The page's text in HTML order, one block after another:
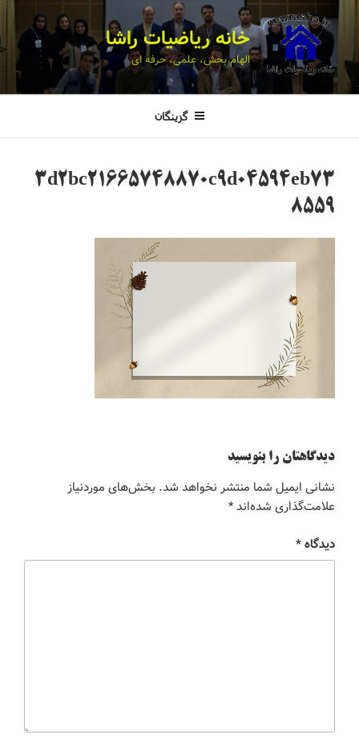
خانه ریاضیات راشا
الهام بخش، علمی، حرفه ای
گزینگان
3d2bc21665748870c9d04594eb73
8559
دیدگاهتان را بنویسید
نشانی ایمیل شما منتشر نخواهد شد. بخش‌های موردنیاز
علامت‌گذاری شده‌اند*
دیدگاه*